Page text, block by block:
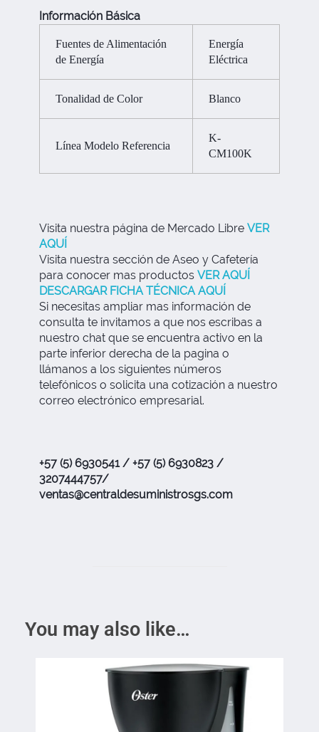
Información Básica
Fuentes de Alimentación
de Energía
Energía
Eléctrica
Tonalidad de Color Blanco
Línea Modelo Referencia
K-
CM100K
Visita nuestra página de Mercado Libre VER
AQUÍ
Visita nuestra sección de Aseo y Cafetería
para conocer mas productos VER AQUÍ
DESCARGAR FICHA TÉCNICA AQUÍ
Si necesitas ampliar mas información de
consulta te invitamos a que nos escribas a
nuestro chat que se encuentra activo en la
parte inferior derecha de la pagina o
llámanos a los siguientes números
telefónicos o solicita una cotización a nuestro
correo electrónico empresarial.
+57 (5) 6930541 / +57 (5) 6930823 /
3207444757/
ventas@centraldesuministrosgs.com
You may also like…